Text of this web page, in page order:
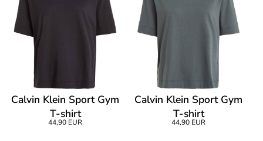
Calvin Klein Sport Gym
T-shirt
44,90 EUR
Calvin Klein Sport Gym
T-shirt
44,90 EUR